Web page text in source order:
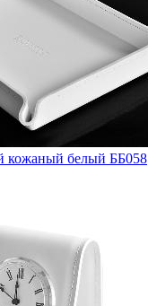
кожаный белый ББ058